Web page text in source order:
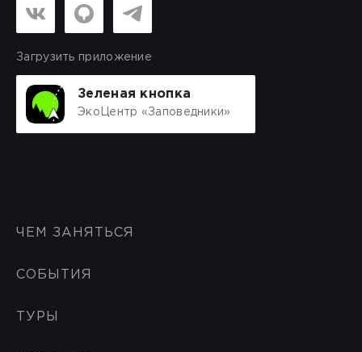
Загрузить приложение
Зеленая кнопка
ЭкоЦентр «Заповедники»
ЧЕМ ЗАНЯТЬСЯ
СОБЫТИЯ
ТУРЫ